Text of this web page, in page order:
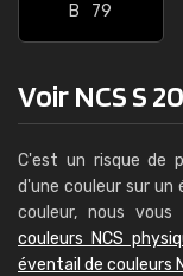
B
79
Voir NCS S
C'est un risque de
d'une couleur sur un
couleur, nous
couleurs NCS
éventail de couleurs